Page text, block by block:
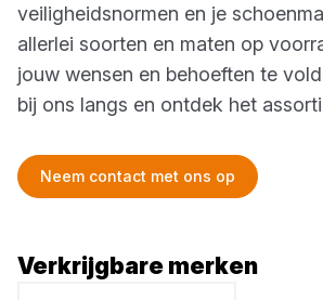
veiligheidsnormen en je
allerlei soorten en maten op
jouw wensen en behoeften te
bij ons langs en ontdek het
Neem contact met ons op
Verkrijgbare merken